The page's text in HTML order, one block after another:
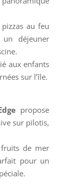
au feu
déjeuner
aux enfants
sur l’île.
propose
sur pilotis,
de mer
pour un